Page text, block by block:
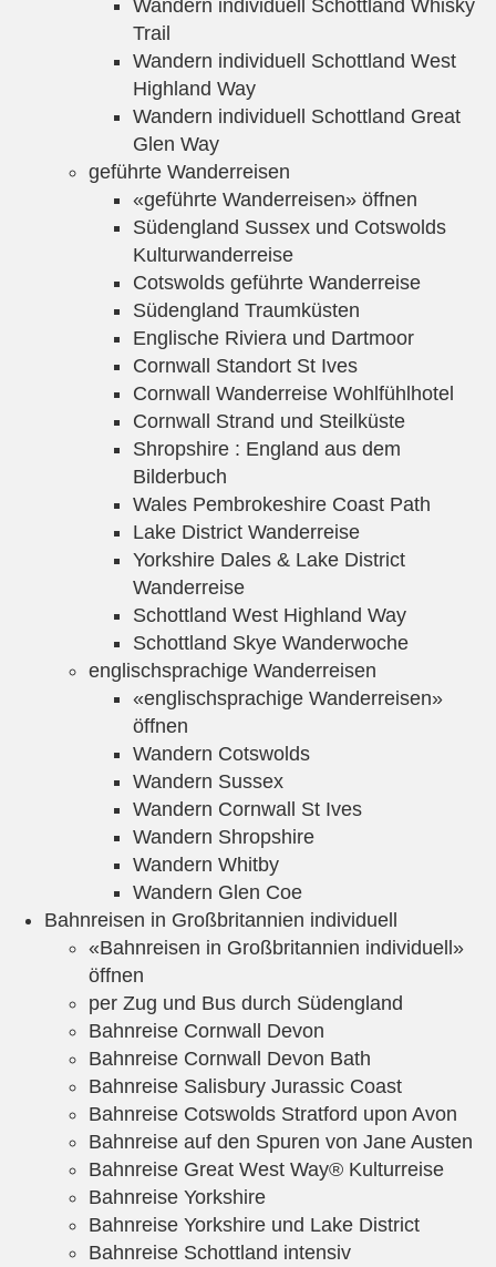
Wandern individuell Schottland Whisky
Trail
Wandern individuell Schottland West
Highland Way
Wandern individuell Schottland Great
Glen Way
geführte Wanderreisen
«geführte Wanderreisen» öffnen
Südengland Sussex und Cotswolds
Kulturwanderreise
Cotswolds geführte Wanderreise
Südengland Traumküsten
Englische Riviera und Dartmoor
Cornwall Standort St Ives
Cornwall Wanderreise Wohlfühlhotel
Cornwall Strand und Steilküste
Shropshire : England aus dem
Bilderbuch
Wales Pembrokeshire Coast Path
Lake District Wanderreise
Yorkshire Dales & Lake District
Wanderreise
Schottland West Highland Way
Schottland Skye Wanderwoche
englischsprachige Wanderreisen
«englischsprachige Wanderreisen»
öffnen
Wandern Cotswolds
Wandern Sussex
Wandern Cornwall St Ives
Wandern Shropshire
Wandern Whitby
Wandern Glen Coe
Bahnreisen in Großbritannien individuell
«Bahnreisen in Großbritannien individuell»
öffnen
per Zug und Bus durch Südengland
Bahnreise Cornwall Devon
Bahnreise Cornwall Devon Bath
Bahnreise Salisbury Jurassic Coast
Bahnreise Cotswolds Stratford upon Avon
Bahnreise auf den Spuren von Jane Austen
Bahnreise Great West Way® Kulturreise
Bahnreise Yorkshire
Bahnreise Yorkshire und Lake District
Bahnreise Schottland intensiv